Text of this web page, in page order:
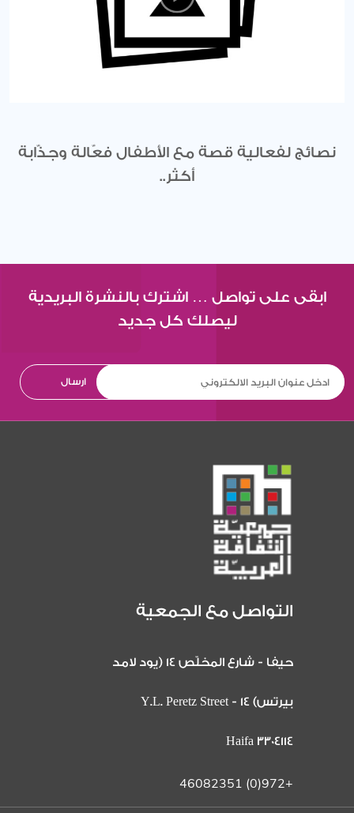
نصائج لفعالية قصة مع الأطفال فعّالة وجذّابة
أكثر..
ابقى على تواصل … اشترك بالنشرة البريدية
ليصلك كل جديد
التواصل مع الجمعية
حيفا - شارع المخلّص 14 (يود لامد
بيرتس) 14 Y.L. Peretz Street -
Haifa 3304114
+972(0) 46082351